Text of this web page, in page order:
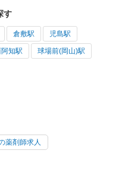
す
倉敷駅 児島駅
知駅 球場前(岡山)駅
薬剤師求人